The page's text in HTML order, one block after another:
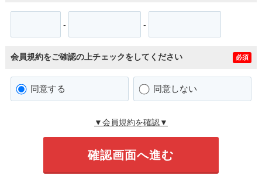
- -
会員規約をご確認の上チェックをしてください 必須
同意する 同意しない
▼会員規約を確認▼